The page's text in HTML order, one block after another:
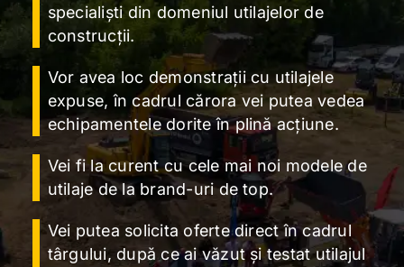
specialiști din domeniul utilajelor de
construcții.
Vor avea loc demonstrații cu utilajele
expuse, în cadrul cărora vei putea vedea
echipamentele dorite în plină acțiune.
Vei fi la curent cu cele mai noi modele de
utilaje de la brand-uri de top.
Vei putea solicita oferte direct în cadrul
târgului, după ce ai văzut și testat utilajul